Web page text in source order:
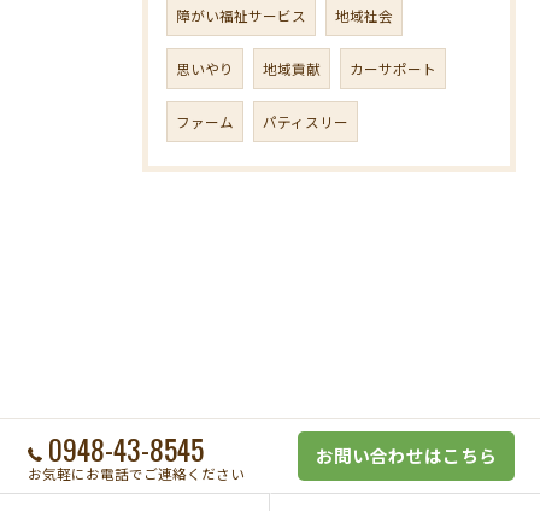
障がい福祉サービス 地域社会
思いやり 地域貢献 カーサポート
ファーム パティスリー
0948-43-8545
お気軽にお電話でご連絡ください
お問い合わせはこちら